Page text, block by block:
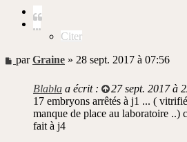
Citer
Message
parGraine » 28 sept. 2017 à 07:56
Blabla a écrit : 27 sept. 2017 à
17 embryons arrêtés à j1 ... (
manque de place au laboratoire ..)
fait à j4